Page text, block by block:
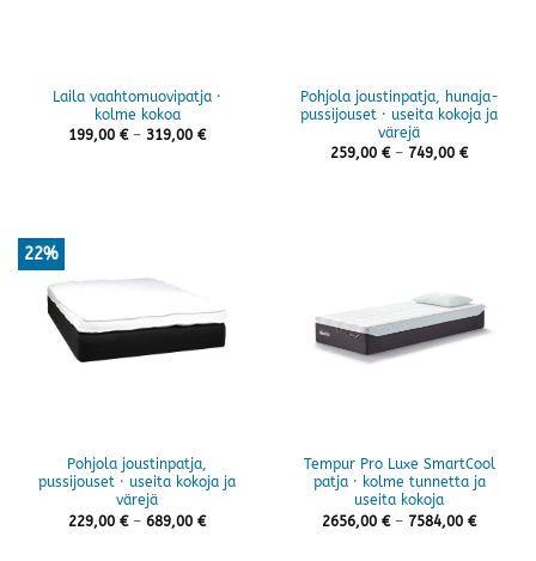
Laila vaahtomuovipatja ·
kolme kokoa
199,00 € – 319,00 €Hintaluokka:
Pohjola joustinpatja, hunaja-
pussijouset · useita kokoja ja
värejä
259,00 € – 749,00 €
22%
Pohjola joustinpatja,
pussijouset · useita kokoja ja
värejä
229,00 € – 689,00 €Hintaluokka:
Tempur Pro Luxe SmartCool
patja · kolme tunnetta ja
useita kokoja
2656,00 € – 7584,00 €